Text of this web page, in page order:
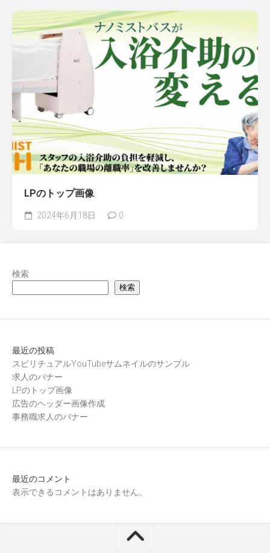
LPのトップ画像
2024年6月18日 0
検索
検索
最近の投稿
スピリチュアルYouTubeサムネイルのサンプル
求人のバナー
LPのトップ画像
広告のヘッダー画像作成
事務職求人のバナー
最近のコメント
表示できるコメントはありません。